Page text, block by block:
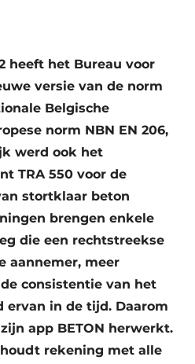
heeft het Bureau voor
versie van de norm
Belgische
norm NBN EN 206,
werd ook het
TRA 550 voor de
stortklaar beton
brengen enkele
die een rechtstreekse
aannemer, meer
consistentie van het
ervan in de tijd. Daarom
app BETON herwerkt.
houdt rekening met alle